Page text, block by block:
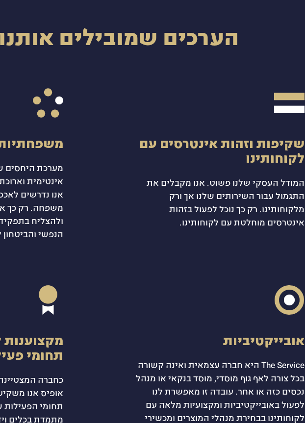
הערכים שמובילים אותנו
שקיפות וזהות אינטרסים עם
לקוחותינו
המודל העסקי שלנו פשוט. אנו מקבלים את
התגמול עבור השירותים שלנו אך ורק
מלקוחותינו. רק כך נוכל לפעול בזהות
אינטרסים מוחלטת עם לקוחותינו.
מערכת היחסים
אינטימית
אנו נדרשים
משפחה. רק כך
ולהצליח
הנפשי
אובייקטיביות
The Service היא חברה עצמאית ואינה קשורה
בכל צורה לאף גוף מוסדי, מוסד בנקאי או מנהל
נכסים כזה או אחר. עובדה זו מאפשרת לנו
לפעול באובייקטיביות ומקצועיות מלאה עם
לקוחותינו בבחירת מנהלי המוצרים ומכשירי
תחומי
כחברה
אופיס אנו
תחומי
מתמדת בכלים